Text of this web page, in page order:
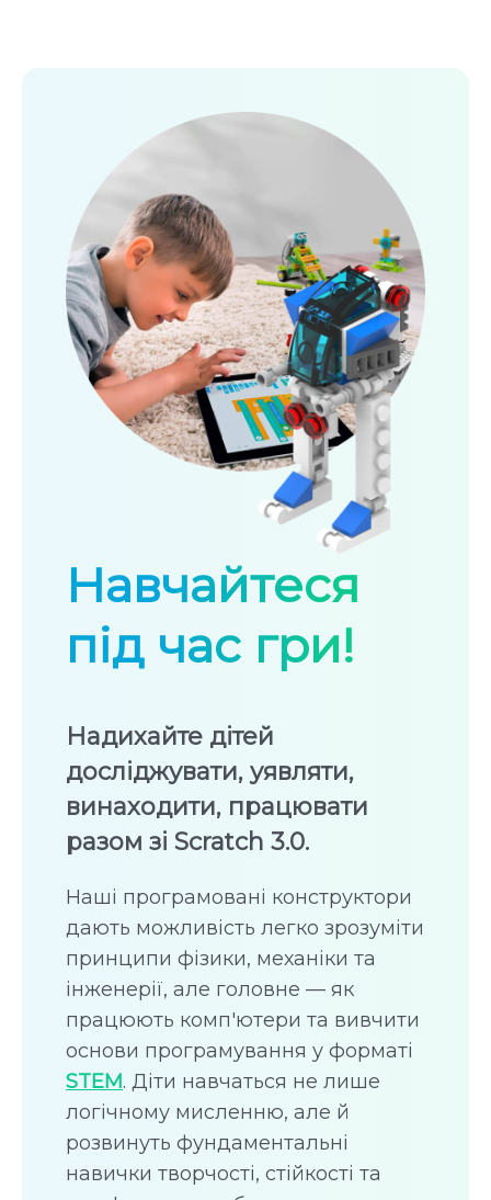
Навчайтеся
під час гри!
Надихайте дітей
досліджувати, уявляти,
винаходити, працювати
разом зі Scratch 3.0.
Наші програмовані конструктори
дають можливість легко зрозуміти
принципи фізики, механіки та
інженерії, але головне — як
працюють комп'ютери та вивчити
основи програмування у форматі
STEM. Діти навчаться не лише
логічному мисленню, але й
розвинуть фундаментальні
навички творчості, стійкості та